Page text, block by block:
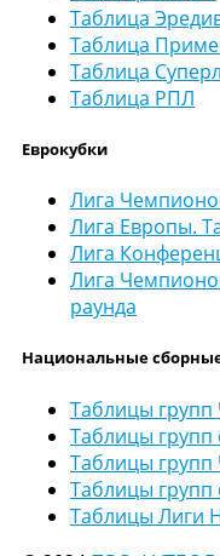
Таблица
Таблица
Таблица
Таблица РПЛ
Еврокубки
Лига
Лига Европы.
Лига
Лига
раунда
Национальные
Таблицы
Таблицы
Таблицы групп
Таблицы групп
Таблицы Лиги